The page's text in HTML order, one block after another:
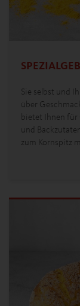
Sie selbst und
über
bietet Ihnen für
und
zum Kornspitz